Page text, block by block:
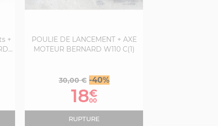
+
POULIE DE LANCEMENT + AXE
MOTEUR BERNARD W110 C(1)
Prix
30,00 € -40%Prix
18€
00
RUPTURE